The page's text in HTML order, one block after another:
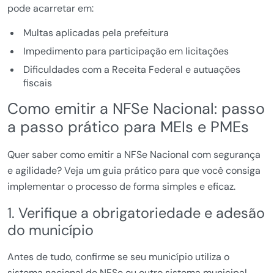
pode acarretar em:
Multas aplicadas pela prefeitura
Impedimento para participação em licitações
Dificuldades com a Receita Federal e autuações
fiscais
Como emitir a NFSe Nacional: passo
a passo prático para MEIs e PMEs
Quer saber como emitir a NFSe Nacional com segurança
e agilidade? Veja um guia prático para que você consiga
implementar o processo de forma simples e eficaz.
1. Verifique a obrigatoriedade e adesão
do município
Antes de tudo, confirme se seu município utiliza o